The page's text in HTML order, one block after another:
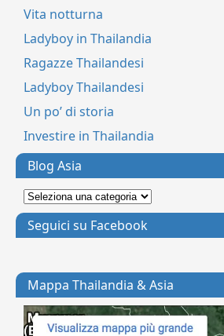
Vita notturna
Ladyboy in Thailandia
Ragazze Thailandesi
Ladyboy Thailandesi
Un po’ di storia
Investire in Thailandia
Blog Asia
Seguici su Facebook
Mappa Thailandia & Asia